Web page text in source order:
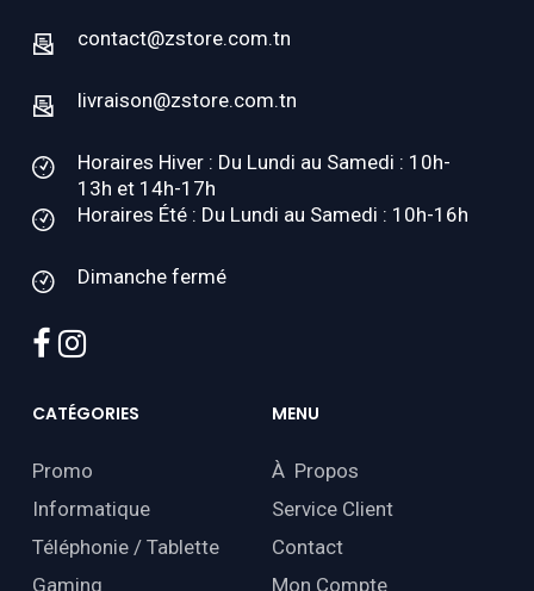
contact@zstore.com.tn
livraison@zstore.com.tn
Horaires Hiver : Du Lundi au Samedi : 10h-
13h et 14h-17h
Horaires Été : Du Lundi au Samedi : 10h-16h
Dimanche fermé
facebook
instagram
CATÉGORIES
Promo
Informatique
Téléphonie / Tablette
Gaming
MENU
À Propos
Service Client
Contact
Mon Compte